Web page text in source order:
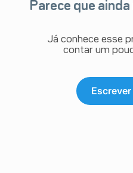
Parece que ainda
Já conhece esse
contar um